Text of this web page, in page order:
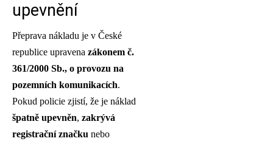
upevnění
Přeprava nákladu je v České
republice upravena zákonem č.
361/2000 Sb., o provozu na
pozemních komunikacích.
Pokud policie zjistí, že je náklad
špatně upevněn, zakrývá
registrační značku nebo